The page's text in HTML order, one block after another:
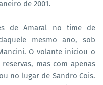
de 2001.
de Amaral no time de
mesmo ano, sob
O volante iniciou o
mas com apenas
no lugar de Sandro Cois.